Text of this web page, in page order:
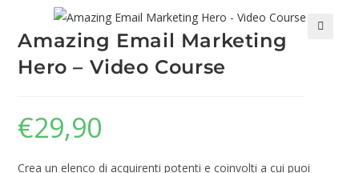
Amazing Email Marketing
Hero – Video Course
€29,90
Crea un elenco di acquirenti potenti e coinvolti a cui puoi